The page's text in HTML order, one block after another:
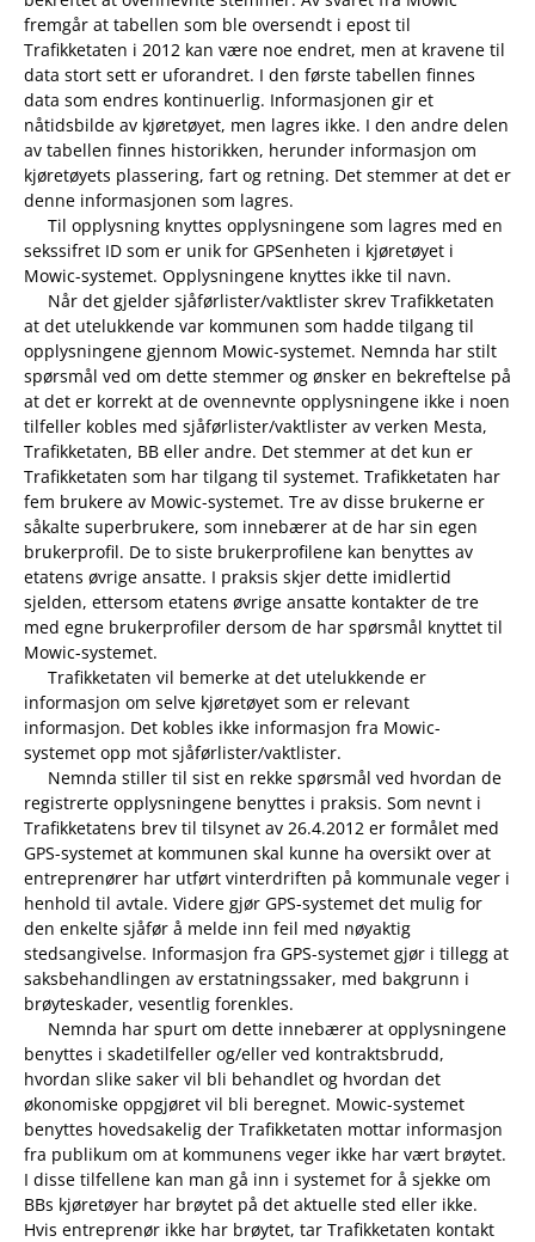
fremgår at tabellen som ble oversendt i epost til
Trafikketaten i 2012 kan være noe endret, men at kravene til
data stort sett er uforandret. I den første tabellen finnes
data som endres kontinuerlig. Informasjonen gir et
nåtidsbilde av kjøretøyet, men lagres ikke. I den andre delen
av tabellen finnes historikken, herunder informasjon om
kjøretøyets plassering, fart og retning. Det stemmer at det er
denne informasjonen som lagres.
Til opplysning knyttes opplysningene som lagres med en
sekssifret ID som er unik for GPS­enheten i kjøretøyet i
Mowic-systemet. Opplysningene knyttes ikke til navn.
Når det gjelder sjåførlister/vaktlister skrev Trafikketaten
at det utelukkende var kommunen som hadde tilgang til
opplysningene gjennom Mowic-systemet. Nemnda har stilt
spørsmål ved om dette stemmer og ønsker en bekreftelse på
at det er korrekt at de ovennevnte opplysningene ikke i noen
tilfeller kobles med sjåførlister/vaktlister av verken Mesta,
Trafikketaten, BB eller andre. Det stemmer at det kun er
Trafikketaten som har tilgang til systemet. Trafikketaten har
fem brukere av Mowic-systemet. Tre av disse brukerne er
såkalte superbrukere, som innebærer at de har sin egen
brukerprofil. De to siste brukerprofilene kan benyttes av
etatens øvrige ansatte. I praksis skjer dette imidlertid
sjelden, ettersom etatens øvrige ansatte kontakter de tre
med egne brukerprofiler dersom de har spørsmål knyttet til
Mowic-systemet.
Trafikketaten vil bemerke at det utelukkende er
informasjon om selve kjøretøyet som er relevant
informasjon. Det kobles ikke informasjon fra Mowic-
systemet opp mot sjåførlister/vaktlister.
Nemnda stiller til sist en rekke spørsmål ved hvordan de
registrerte opplysningene benyttes i praksis. Som nevnt i
Trafikketatens brev til tilsynet av 26.4.2012 er formålet med
GPS-systemet at kommunen skal kunne ha oversikt over at
entreprenører har utført vinterdriften på kommunale veger i
henhold til avtale. Videre gjør GPS-systemet det mulig for
den enkelte sjåfør å melde inn feil med nøyaktig
stedsangivelse. Informasjon fra GPS-systemet gjør i tillegg at
saksbehandlingen av erstatningssaker, med bakgrunn i
brøyteskader, vesentlig forenkles.
Nemnda har spurt om dette innebærer at opplysningene
benyttes i skadetilfeller og/eller ved kontraktsbrudd,
hvordan slike saker vil bli behandlet og hvordan det
økonomiske oppgjøret vil bli beregnet. Mowic-systemet
benyttes hovedsakelig der Trafikketaten mottar informasjon
fra publikum om at kommunens veger ikke har vært brøytet.
I disse tilfellene kan man gå inn i systemet for å sjekke om
BBs kjøretøyer har brøytet på det aktuelle sted eller ikke.
Hvis entreprenør ikke har brøytet, tar Trafikketaten kontakt